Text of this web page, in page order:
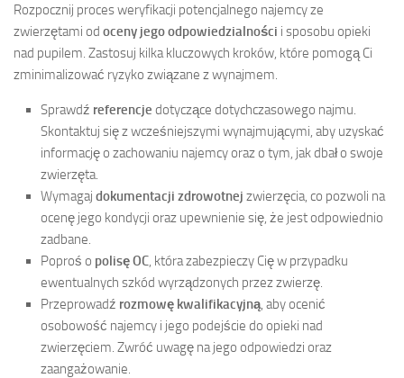
Rozpocznij proces weryfikacji potencjalnego najemcy ze
zwierzętami od oceny jego odpowiedzialności i sposobu opieki
nad pupilem. Zastosuj kilka kluczowych kroków, które pomogą Ci
zminimalizować ryzyko związane z wynajmem.
Sprawdź referencje dotyczące dotychczasowego najmu.
Skontaktuj się z wcześniejszymi wynajmującymi, aby uzyskać
informację o zachowaniu najemcy oraz o tym, jak dbał o swoje
zwierzęta.
Wymagaj dokumentacji zdrowotnej zwierzęcia, co pozwoli na
ocenę jego kondycji oraz upewnienie się, że jest odpowiednio
zadbane.
Poproś o polisę OC , która zabezpieczy Cię w przypadku
ewentualnych szkód wyrządzonych przez zwierzę.
Przeprowadź rozmowę kwalifikacyjną , aby ocenić
osobowość najemcy i jego podejście do opieki nad
zwierzęciem. Zwróć uwagę na jego odpowiedzi oraz
zaangażowanie.